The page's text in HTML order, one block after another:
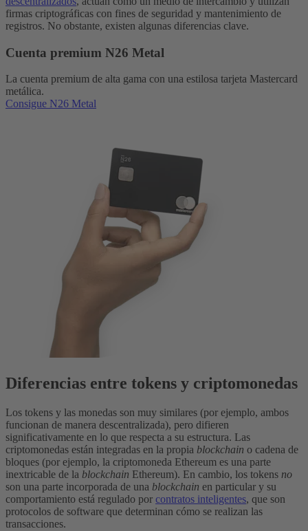
firmas criptográficas con fines de seguridad y mantenimiento de
registros. No obstante, existen algunas diferencias clave.
Cuenta premium N26 Metal
La cuenta premium de alta gama con una estilosa tarjeta Mastercard
metálica.
Consigue N26 Metal
Diferencias entre tokens y criptomonedas
Los tokens y las monedas son muy similares (por ejemplo, ambos
funcionan de manera descentralizada), pero difieren
significativamente en lo que respecta a su estructura. Las
criptomonedas están integradas en la propia blockchain o cadena de
bloques (por ejemplo, la criptomoneda Ethereum es una parte
inextricable de la blockchain Ethereum). En cambio, los tokens no
son una parte incorporada de una blockchain en particular y su
comportamiento está regulado por contratos inteligentes, que son
protocolos de software que determinan cómo se realizan las
transacciones.